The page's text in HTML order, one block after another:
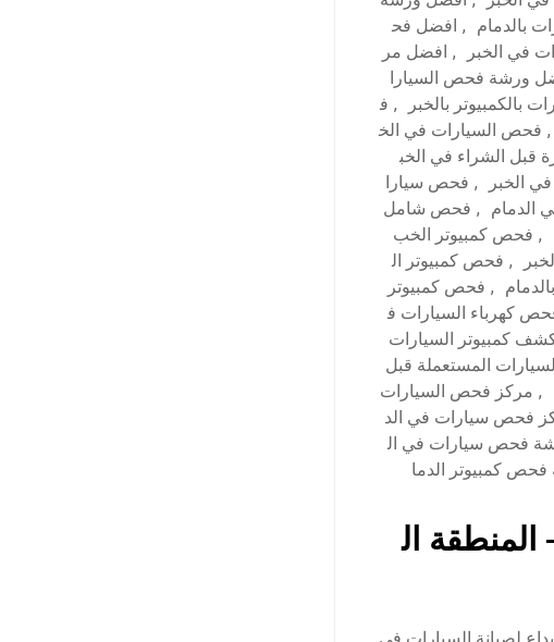
بالدمام , افضل فح
في الخبر , افضل مر
ورشة فحص السيارا
بالكمبيوتر بالخبر , ف
, فحص السيارات في الخ
قبل الشراء في الخب
الخبر , فحص سيارا
الدمام , فحص شامل
, فحص كمبيوتر الخب
, فحص كمبيوتر ال
, فحص كمبيوتر
كهرباء السيارات ف
كمبيوتر السيارات
المستعملة قبل
, مركز فحص السيارات
فحص سيارات في الد
فحص سيارات في ال
كمبيوتر الدما
ال